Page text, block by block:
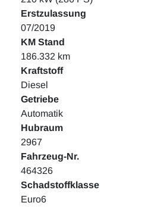
Erstzulassung
07/2019
KM Stand
186.332 km
Kraftstoff
Diesel
Getriebe
Automatik
Hubraum
2967
Fahrzeug-Nr.
464326
Schadstoffklasse
Euro6